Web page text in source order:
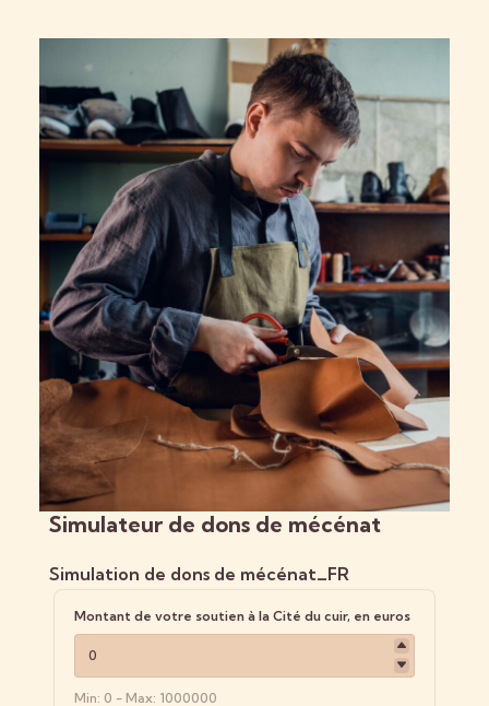
Simulateur de dons de mécénat
Simulation de dons de mécénat_FR
Montant de votre soutien à la Cité du cuir, en euros
Min: 0 - Max: 1000000